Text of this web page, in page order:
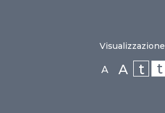
Visualizzazione
A A t t